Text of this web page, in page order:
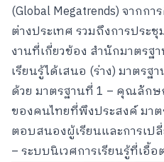
(Global Megatrends) จากก
ต่างประเทศ รวมถึงการปร
งานที่เกี่ยวข้อง สำนักมาตร
เรียนรู้ได้เสนอ (ร่าง) มาตร
ด้วย มาตรฐานที่ 1 – คุณลัก
ของคนไทยที่พึงประสงค์ มา
ตอบสนองผู้เรียนและการเป
– ระบบนิเวศการเรียนรู้ที่เอื้